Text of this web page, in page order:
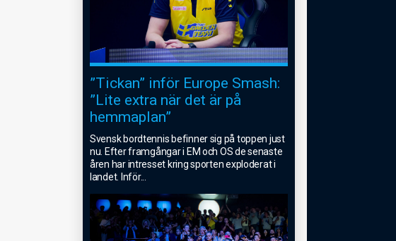
”Tickan” inför Europe Smash:
”Lite extra när det är på
hemmaplan”
Svensk bordtennis befinner sig på toppen just
nu. Efter framgångar i EM och OS de senaste
åren har intresset kring sporten exploderat i
landet. Inför...